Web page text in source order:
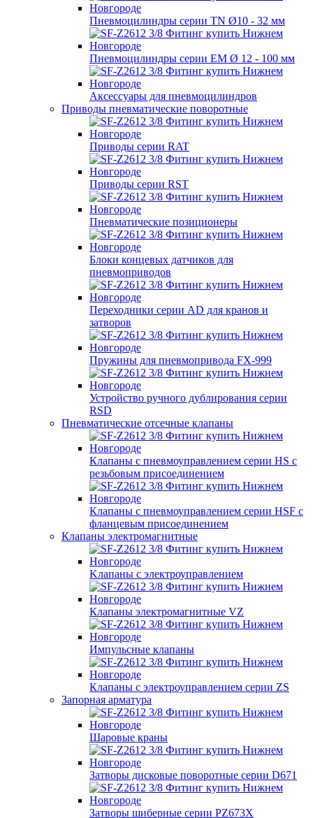
Пневмоцилиндры серии TN Ø10 - 32 мм
Пневмоцилиндры серии EM Ø 12 - 100 мм
Аксессуары для пневмоцилиндров
Приводы пневматические поворотные
Приводы серии RAT
Приводы серии RST
Пневматические позиционеры
Блоки концевых датчиков для
пневмоприводов
Переходники серии AD для кранов и
затворов
Пружины для пневмопривода FX-999
Устройство ручного дублирования серии
RSD
Пневматические отсечные клапаны
Клапаны с пневмоуправлением серии HS с
резьбовым присоединением
Клапаны с пневмоуправлением серии HSF с
фланцевым присоединением
Клапаны электромагнитные
Kлапаны с электроуправлением
Клапаны электромагнитные VZ
Импульсные клапаны
Клапаны с электроуправлением серии ZS
Запорная арматура
Шаровые краны
Затворы дисковые поворотные серии D671
Затворы шиберные серии PZ673X